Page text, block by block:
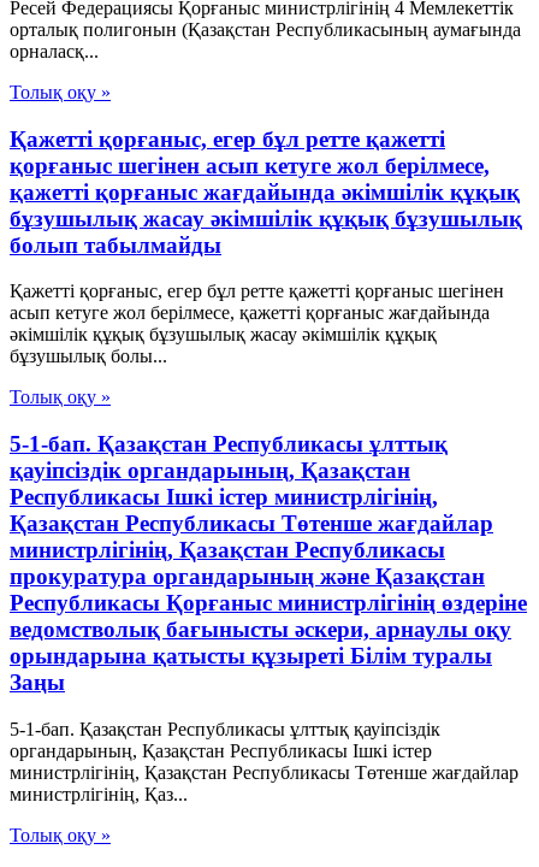
Ресей Федерациясы Қорғаныс министрлігінің 4 Мемлекеттік
орталық полигонын (Қазақстан Республикасының аумағында
орналасқ...
Толық оқу »
Қажетті қорғаныс, егер бұл ретте қажетті
қорғаныс шегінен асып кетуге жол берілмесе,
қажетті қорғаныс жағдайында әкімшілік құқық
бұзушылық жасау әкімшілік құқық бұзушылық
болып табылмайды
Қажетті қорғаныс, егер бұл ретте қажетті қорғаныс шегінен
асып кетуге жол берілмесе, қажетті қорғаныс жағдайында
әкімшілік құқық бұзушылық жасау әкімшілік құқық
бұзушылық болы...
Толық оқу »
5-1-бап. Қазақстан Республикасы ұлттық
қауіпсіздік органдарының, Қазақстан
Республикасы Ішкі істер министрлігінің,
Қазақстан Республикасы Төтенше жағдайлар
министрлігінің, Қазақстан Республикасы
прокуратура органдарының және Қазақстан
Республикасы Қорғаныс министрлігінің өздеріне
ведомстволық бағынысты әскери, арнаулы оқу
орындарына қатысты құзыреті Білім туралы
Заңы
5-1-бап. Қазақстан Республикасы ұлттық қауіпсіздік
органдарының, Қазақстан Республикасы Ішкі істер
министрлігінің, Қазақстан Республикасы Төтенше жағдайлар
министрлігінің, Қаз...
Толық оқу »